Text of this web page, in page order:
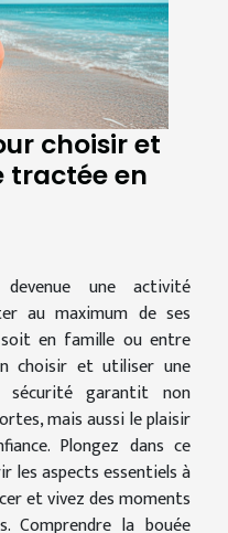
choisir et
tractée en
une activité
au maximum de ses
en famille ou entre
choisir et utiliser une
garantit non
mais aussi le plaisir
Plongez dans ce
les aspects essentiels à
et vivez des moments
Comprendre la bouée